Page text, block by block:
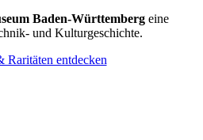
Baden-Württemberg eine
und Kulturgeschichte.
Raritäten entdecken